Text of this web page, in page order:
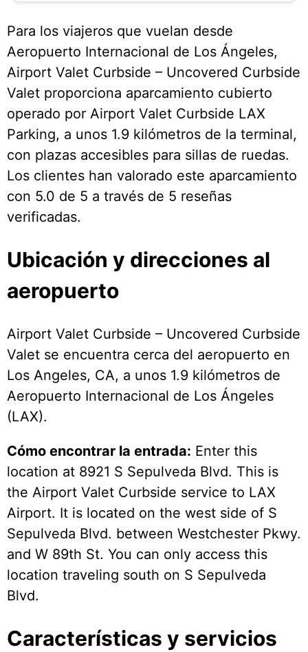
Para los viajeros que vuelan desde
Aeropuerto Internacional de Los Ángeles,
Airport Valet Curbside – Uncovered Curbside
Valet proporciona aparcamiento cubierto
operado por Airport Valet Curbside LAX
Parking, a unos 1.9 kilómetros de la terminal,
con plazas accesibles para sillas de ruedas.
Los clientes han valorado este aparcamiento
con 5.0 de 5 a través de 5 reseñas
verificadas.
Ubicación y direcciones al
aeropuerto
Airport Valet Curbside – Uncovered Curbside
Valet se encuentra cerca del aeropuerto en
Los Angeles, CA, a unos 1.9 kilómetros de
Aeropuerto Internacional de Los Ángeles
(LAX).
Cómo encontrar la entrada: Enter this
location at 8921 S Sepulveda Blvd. This is
the Airport Valet Curbside service to LAX
Airport. It is located on the west side of S
Sepulveda Blvd. between Westchester Pkwy.
and W 89th St. You can only access this
location traveling south on S Sepulveda
Blvd.
Características y servicios